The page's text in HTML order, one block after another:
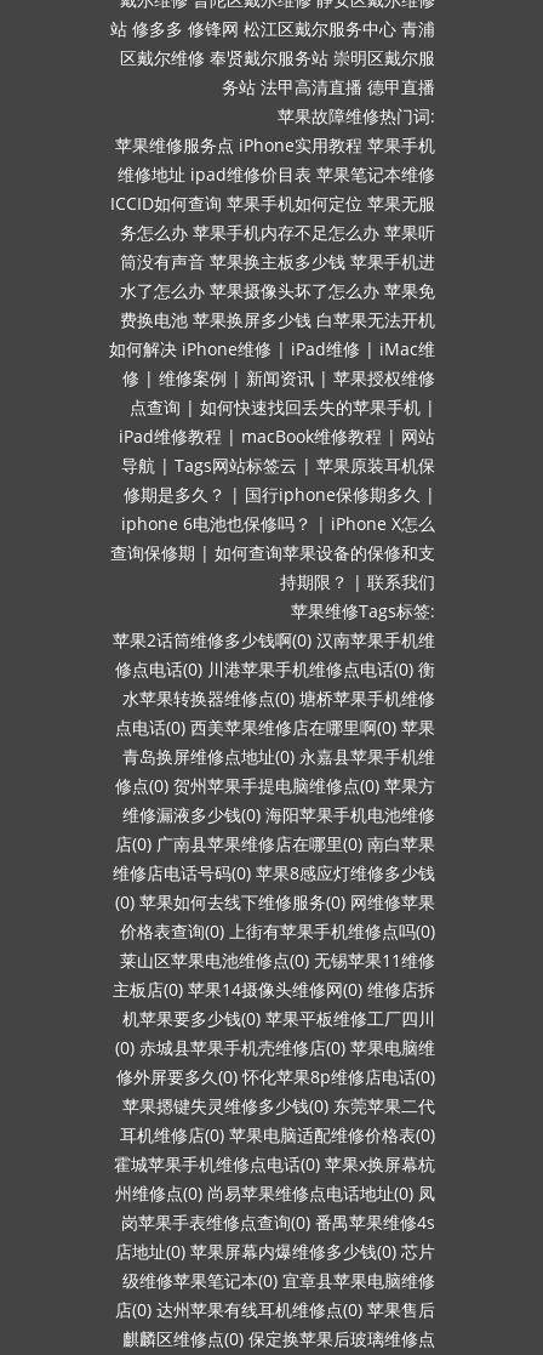
站 修多多 修锋网 松江区戴尔服务中心 青浦
区戴尔维修 奉贤戴尔服务站 崇明区戴尔服
务站 法甲高清直播 德甲直播
苹果故障维修热门词:
苹果维修服务点 iPhone实用教程 苹果手机
维修地址 ipad维修价目表 苹果笔记本维修
ICCID如何查询 苹果手机如何定位 苹果无服
务怎么办 苹果手机内存不足怎么办 苹果听
筒没有声音 苹果换主板多少钱 苹果手机进
水了怎么办 苹果摄像头坏了怎么办 苹果免
费换电池 苹果换屏多少钱 白苹果无法开机
如何解决 iPhone维修 | iPad维修 | iMac维
修 | 维修案例 | 新闻资讯 | 苹果授权维修
点查询 | 如何快速找回丢失的苹果手机 |
iPad维修教程 | macBook维修教程 | 网站
导航 | Tags网站标签云 | 苹果原装耳机保
修期是多久？ | 国行iphone保修期多久 |
iphone 6电池也保修吗？ | iPhone X怎么
查询保修期 | 如何查询苹果设备的保修和支
持期限？ | 联系我们
苹果维修Tags标签:
苹果2话筒维修多少钱啊(0) 汉南苹果手机维
修点电话(0) 川港苹果手机维修点电话(0) 衡
水苹果转换器维修点(0) 塘桥苹果手机维修
点电话(0) 西美苹果维修店在哪里啊(0) 苹果
青岛换屏维修点地址(0) 永嘉县苹果手机维
修点(0) 贺州苹果手提电脑维修点(0) 苹果方
维修漏液多少钱(0) 海阳苹果手机电池维修
店(0) 广南县苹果维修店在哪里(0) 南白苹果
维修店电话号码(0) 苹果8感应灯维修多少钱
(0) 苹果如何去线下维修服务(0) 网维修苹果
价格表查询(0) 上街有苹果手机维修点吗(0)
莱山区苹果电池维修点(0) 无锡苹果11维修
主板店(0) 苹果14摄像头维修网(0) 维修店拆
机苹果要多少钱(0) 苹果平板维修工厂四川
(0) 赤城县苹果手机壳维修店(0) 苹果电脑维
修外屏要多久(0) 怀化苹果8p维修店电话(0)
苹果摁键失灵维修多少钱(0) 东莞苹果二代
耳机维修店(0) 苹果电脑适配维修价格表(0)
霍城苹果手机维修点电话(0) 苹果x换屏幕杭
州维修点(0) 尚易苹果维修点电话地址(0) 凤
岗苹果手表维修点查询(0) 番禺苹果维修4s
店地址(0) 苹果屏幕内爆维修多少钱(0) 芯片
级维修苹果笔记本(0) 宜章县苹果电脑维修
店(0) 达州苹果有线耳机维修点(0) 苹果售后
麒麟区维修点(0) 保定换苹果后玻璃维修点